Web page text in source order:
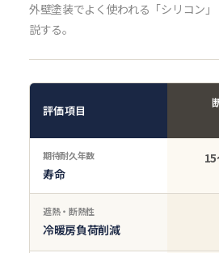
外壁塗装でよく使われる「シリコン
説する。
評価項目
期待耐久年数
寿命
遮熱・断熱性
冷暖房負荷削減